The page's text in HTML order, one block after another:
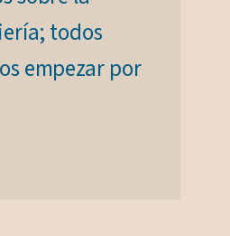
todos
empezar por